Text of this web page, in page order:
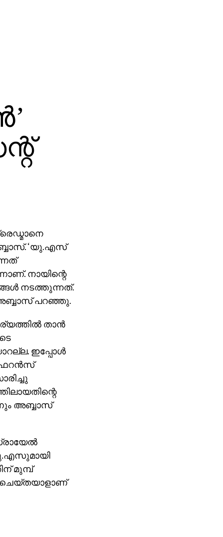
‘യു.എസ്
നായിന്റെ
നടത്തുന്നത്.
പറഞ്ഞു.
താന്‍
ഇപ്പോള്‍
അബ്ബാസ്
മുമ്പ്
ചെയ്തയാളാണ്